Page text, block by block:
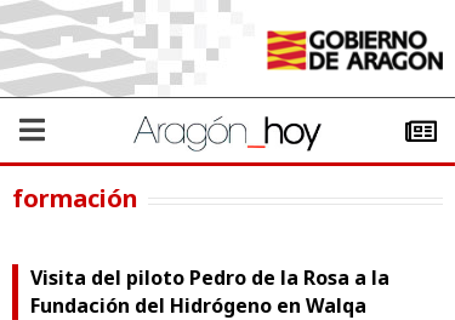
formación
Visita del piloto Pedro de la Rosa a la
Fundación del Hidrógeno en Walqa